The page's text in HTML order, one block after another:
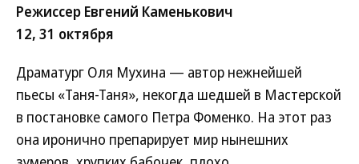
Режиссер Евгений Каменькович
12, 31 октября
Драматург Оля Мухина — автор нежнейшей
пьесы «Таня-Таня», некогда шедшей в Мастерской
в постановке самого Петра Фоменко. На этот раз
она иронично препарирует мир нынешних